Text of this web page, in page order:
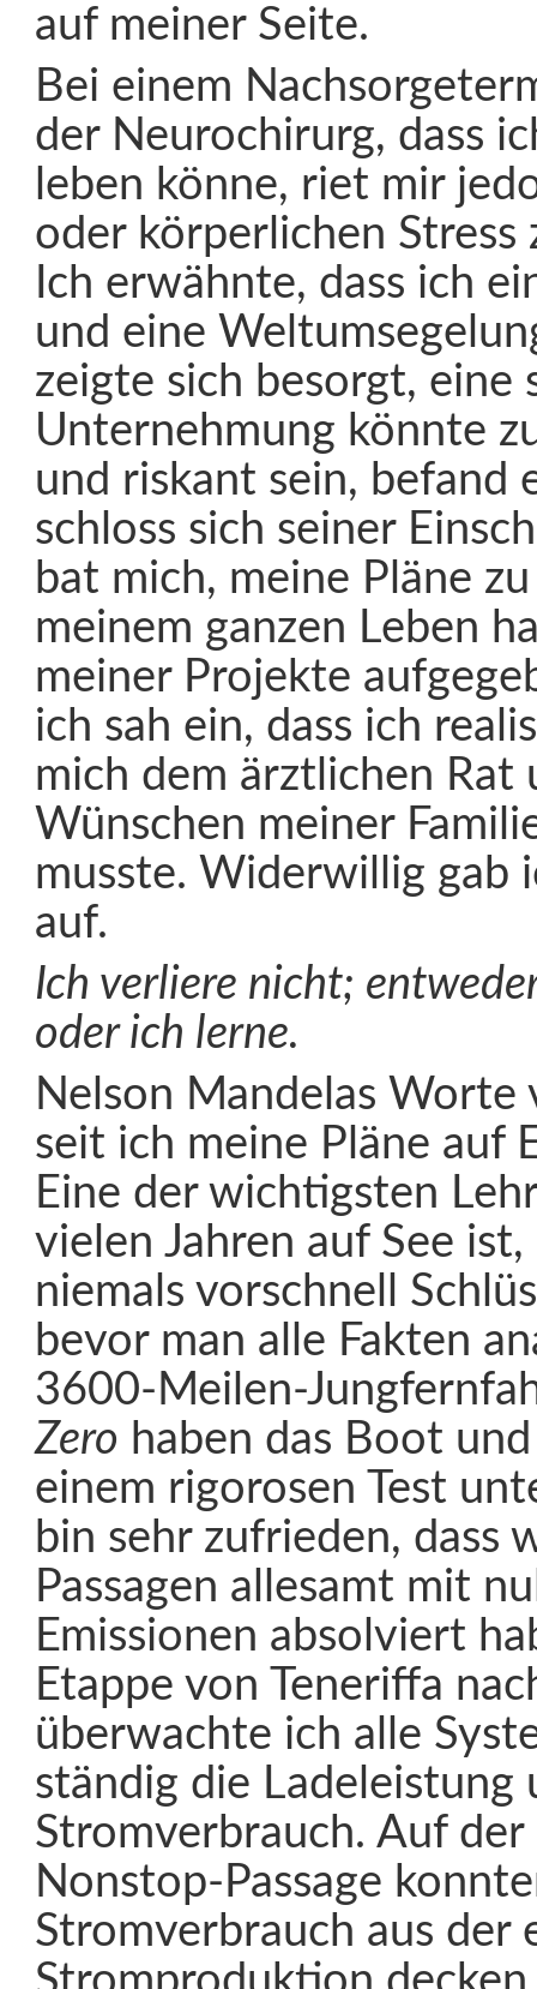
auf meiner Seite.
Bei einem
der Neurochirurg, dass
leben könne, riet mir
oder körperlichen Stress
Ich erwähnte, dass ich
und eine
zeigte sich besorgt, eine
Unternehmung könnte
und riskant sein, befand
schloss sich seiner
bat mich, meine Pläne
meinem ganzen Leben
meiner Projekte
ich sah ein, dass ich
mich dem ärztlichen Rat
Wünschen meiner
musste. Widerwillig gab
auf.
Ich verliere nicht;
oder ich lerne.
Nelson Mandelas Worte
seit ich meine Pläne auf
Eine der wichtigsten
vielen Jahren auf See ist,
niemals vorschnell
bevor man alle Fakten
3600-Meilen-
Zero haben das Boot
einem rigorosen Test
bin sehr zufrieden, dass
Passagen allesamt mit
Emissionen absolviert
Etappe von Teneriffa
überwachte ich alle
ständig die Ladeleistung
Stromverbrauch. Auf der
Nonstop-Passage
Stromverbrauch aus der